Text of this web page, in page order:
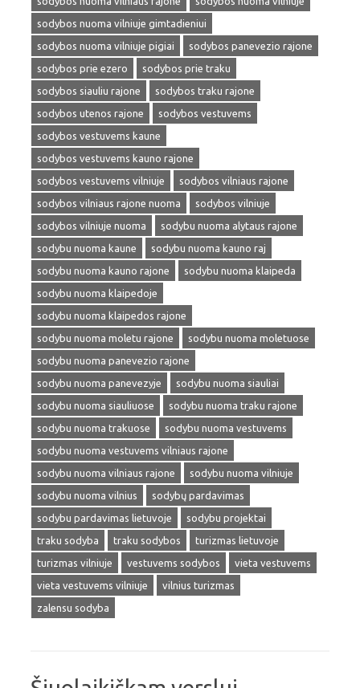
sodybos nuoma vilniuje gimtadieniui
sodybos nuoma vilniuje pigiai
sodybos panevezio rajone
sodybos prie ezero
sodybos prie traku
sodybos siauliu rajone
sodybos traku rajone
sodybos utenos rajone
sodybos vestuvems
sodybos vestuvems kaune
sodybos vestuvems kauno rajone
sodybos vestuvems vilniuje
sodybos vilniaus rajone
sodybos vilniaus rajone nuoma
sodybos vilniuje
sodybos vilniuje nuoma
sodybu nuoma alytaus rajone
sodybu nuoma kaune
sodybu nuoma kauno raj
sodybu nuoma kauno rajone
sodybu nuoma klaipeda
sodybu nuoma klaipedoje
sodybu nuoma klaipedos rajone
sodybu nuoma moletu rajone
sodybu nuoma moletuose
sodybu nuoma panevezio rajone
sodybu nuoma panevezyje
sodybu nuoma siauliai
sodybu nuoma siauliuose
sodybu nuoma traku rajone
sodybu nuoma trakuose
sodybu nuoma vestuvems
sodybu nuoma vestuvems vilniaus rajone
sodybu nuoma vilniaus rajone
sodybu nuoma vilniuje
sodybu nuoma vilnius
sodybų pardavimas
sodybu pardavimas lietuvoje
sodybu projektai
traku sodyba
traku sodybos
turizmas lietuvoje
turizmas vilniuje
vestuvems sodybos
vieta vestuvems
vieta vestuvems vilniuje
vilnius turizmas
zalensu sodyba